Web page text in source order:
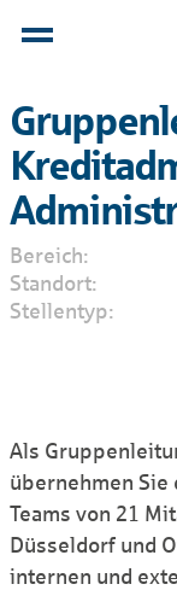
Bereich
Standort
Stellentyp
Als
übernehmen Sie
Teams von 21
Düsseldorf und
internen und